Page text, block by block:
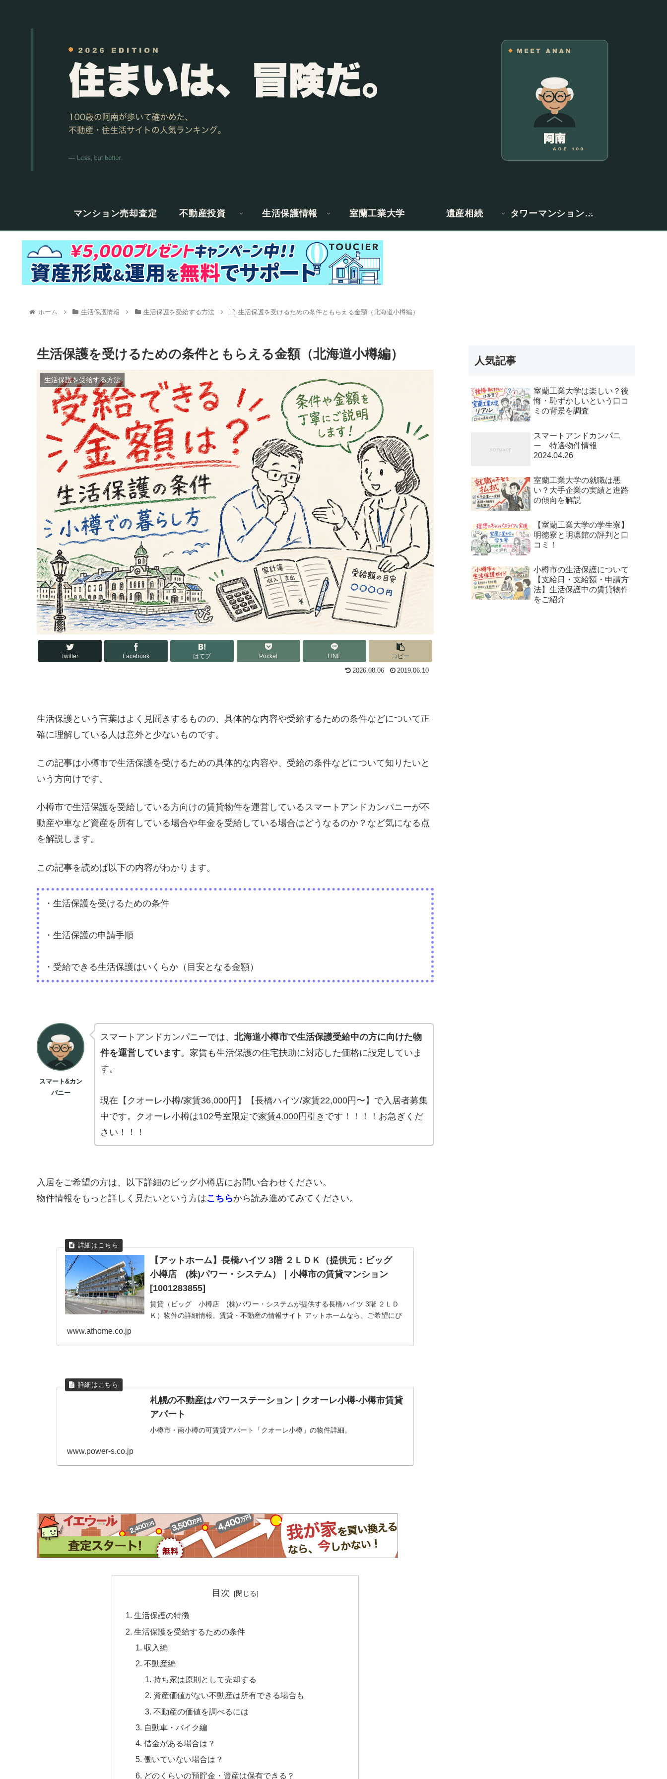
マンション売却査定 不動産投資 生活保護情報 室蘭工業大学 遺産相続 タワーマンション情
ホーム 生活保護情報 生活保護を受給する方法 生活保護を受けるための条件ともらえる金額（北海道小樽編）
生活保護を受けるための条件ともらえる金額（北海道小樽編）
生活保護を受給する方法
Twitter Facebook はてブ Pocket LINE コピー
2026.08.06 2019.06.10
生活保護という言葉はよく見聞きするものの、具体的な内容や受給するための条件などについて正
確に理解している人は意外と少ないものです。
この記事は小樽市で生活保護を受けるための具体的な内容や、受給の条件などについて知りたいと
いう方向けです。
小樽市で生活保護を受給している方向けの賃貸物件を運営しているスマートアンドカンパニーが不
動産や車など資産を所有している場合や年金を受給している場合はどうなるのか？など気になる点
を解説します。
この記事を読めば以下の内容がわかります。
・生活保護を受けるための条件
・生活保護の申請手順
・受給できる生活保護はいくらか（目安となる金額）
スマート&カン
パニー
スマートアンドカンパニーでは、 北海道小樽市で生活保護受給中の方に向けた物
件を運営しています。家賃も生活保護の住宅扶助に対応した価格に設定していま
す。
現在【 クオーレ小樽/家賃36,000円】【長橋ハイツ/家賃22,000円〜】で入居者募集
中です。クオーレ小樽は102号室限定で家賃4,000円引き です！！！！お急ぎくだ
さい！！！
入居をご希望の方は、以下詳細のビッグ小樽店にお問い合わせください。
物件情報をもっと詳しく見たいという方はこちらから読み進めてみてください。
【アットホーム】長橋ハイツ 3階 ２ＬＤＫ（提供元：ビッグ
小樽店 (株)パワー・システム）｜小樽市の賃貸マンション
[1001283855]
賃貸（ビッグ 小樽店 (株)パワー・システムが提供する長橋ハイツ 3階 ２ＬＤ
Ｋ）物件の詳細情報。賃貸・不動産の情報サイト アットホームなら、ご希望にぴ
www.athome.co.jp
札幌の不動産はパワーステーション｜クオーレ小樽-小樽市賃貸
アパート
小樽市・南小樽の可賃貸アパート「クオーレ小樽」の物件詳細。
www.power-s.co.jp
目次
生活保護の特徴
生活保護を受給するための条件
収入編
不動産編
持ち家は原則として売却する
資産価値がない不動産は所有できる場合も
不動産の価値を調べるには
自動車・バイク編
借金がある場合は？
働いていない場合は？
どのくらいの預貯金・資産は保有できる？
人気記事
室蘭工業大学は楽しい？後
悔・恥ずかしいという口コ
ミの背景を調査
スマートアンドカンパニ
ー 特選物件情報
2024.04.26
室蘭工業大学の就職は悪
い？大手企業の実績と進路
の傾向を解説
【室蘭工業大学の学生寮】
明徳寮と明凛館の評判と口
コミ！
小樽市の生活保護について
【支給日・支給額・申請方
法】生活保護中の賃貸物件
をご紹介